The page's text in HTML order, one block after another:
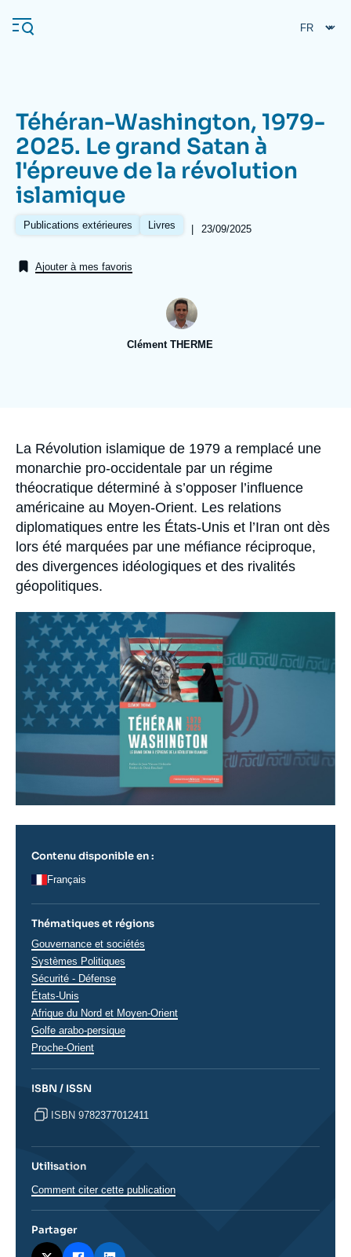
au
contenu
Navigation
principale
L'Ifri
Analyses
Téhéran-Washington, 1979-
2025. Le grand Satan à
l'épreuve de la révolution
islamique
Publications extérieures Livres |
Date
23/09/2025
Ajouter à mes favoris
Clément THERME
Accroche
La Révolution islamique de 1979 a remplacé une
monarchie pro-occidentale par un régime
théocratique déterminé à s’opposer l’influence
américaine au Moyen-Orient. Les relations
diplomatiques entre les États-Unis et l’Iran ont dès
lors été marquées par une méfiance réciproque,
des divergences idéologiques et des rivalités
géopolitiques.
Image
principale
Contenu disponible en :
Français
Thématiques et régions
Thématiques
analyses
Gouvernance et sociétés
Systèmes Politiques
Sécurité - Défense
Régions
États-Unis
Afrique du Nord et Moyen-Orient
Golfe arabo-persique
Proche-Orient
ISBN / ISSN
ISBN 9782377012411
Utilisation
Comment citer cette publication
Partager